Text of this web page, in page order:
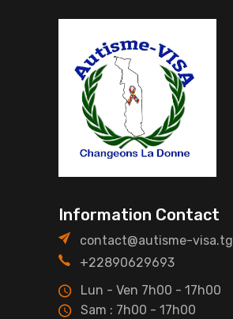
Information Contact
contact@autisme-visa.tg
+22890629693
Lun - Ven 7h00 - 17h00
Sam : 7h00 - 17h00